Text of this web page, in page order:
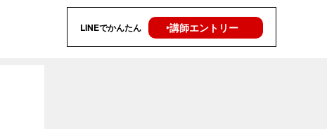
LINEでかんたん ‣講師エントリー